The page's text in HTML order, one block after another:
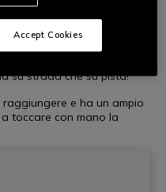
linee dei top brand Dainese
Protezioni e
su strada che su pista!
e ha un ampio
toccare con mano la
Accept Cookies